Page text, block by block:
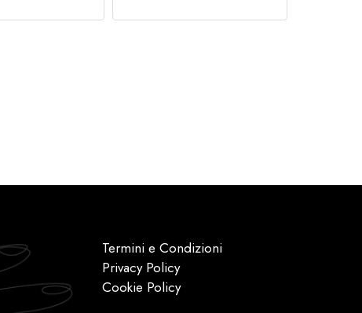
Termini e Condizioni
Privacy Policy
Cookie Policy